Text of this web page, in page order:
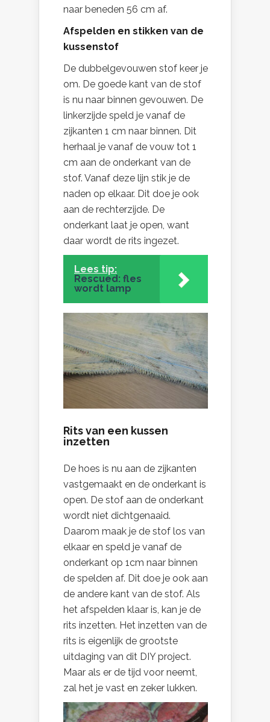
naar beneden 56 cm af.
Afspelden en stikken van de
kussenstof
De dubbelgevouwen stof keer je
om. De goede kant van de stof
is nu naar binnen gevouwen. De
linkerzijde speld je vanaf de
zijkanten 1 cm naar binnen. Dit
herhaal je vanaf de vouw tot 1
cm aan de onderkant van de
stof. Vanaf deze lijn stik je de
naden op elkaar. Dit doe je ook
aan de rechterzijde. De
onderkant laat je open, want
daar wordt de rits ingezet.
Lees tip:
Rescued: fles
wordt lamp
Rits van een kussen
inzetten
De hoes is nu aan de zijkanten
vastgemaakt en de onderkant is
open. De stof aan de onderkant
wordt niet dichtgenaaid.
Daarom maak je de stof los van
elkaar en speld je vanaf de
onderkant op 1cm naar binnen
de spelden af. Dit doe je ook aan
de andere kant van de stof. Als
het afspelden klaar is, kan je de
rits inzetten. Het inzetten van de
rits is eigenlijk de grootste
uitdaging van dit DIY project.
Maar als er de tijd voor neemt,
zal het je vast en zeker lukken.